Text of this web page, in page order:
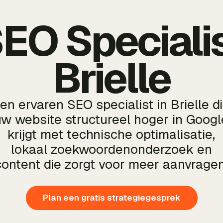
Brielle
ervaren SEO specialist in Brielle
website structureel hoger in
krijgt met technische optimalisatie,
lokaal zoekwoordenonderzoek en
die zorgt voor meer
Plan een gratis strategiegesprek